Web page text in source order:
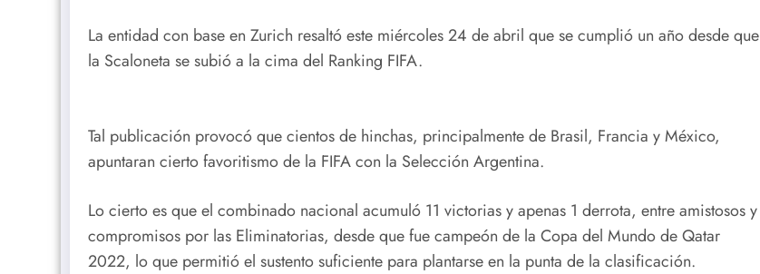
La entidad con base en Zurich resaltó este miércoles 24 de abril que se cumplió un año desde que
la Scaloneta se subió a la cima del Ranking FIFA.
Tal publicación provocó que cientos de hinchas, principalmente de Brasil, Francia y México,
apuntaran cierto favoritismo de la FIFA con la Selección Argentina.
Lo cierto es que el combinado nacional acumuló 11 victorias y apenas 1 derrota, entre amistosos y
compromisos por las Eliminatorias, desde que fue campeón de la Copa del Mundo de Qatar
2022, lo que permitió el sustento suficiente para plantarse en la punta de la clasificación.